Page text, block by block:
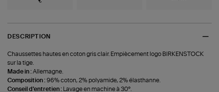
€
DESCRIPTION
Chaussettes hautes en coton gris clair. Empiècement logo BIRKENSTOCK
sur la tige.
Made in :Allemagne.
Composition : 96% coton, 2% polyamide, 2% élasthanne.
Conseil d'entretien :
Lavage en machine à 30°.